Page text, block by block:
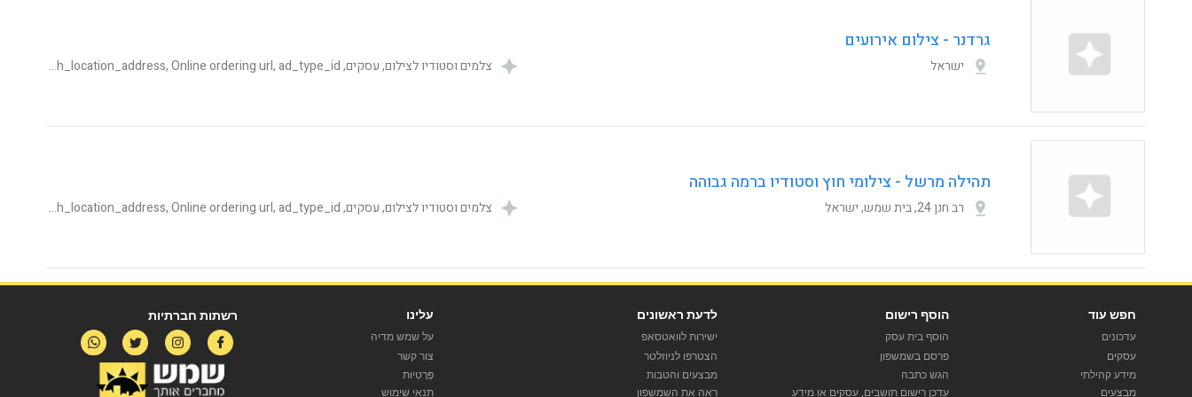
גרדנר - צילום אירועים
ישראל צלמים וסטודיו לצילום, עסקים, Category, publishing_status, shemesh_location_address, Online ordering url, ad_type_id
תהילה מרשל - צילומי חוץ וסטודיו ברמה גבוהה
רב חנן 24, בית שמש, ישראל צלמים וסטודיו לצילום, עסקים, Category, publishing_status, shemesh_location_address, Online ordering url, ad_type_id
חפש עוד עלינו לדעת ראשונים הוסף רישום רשתות חברתיות
ישירות לוואטסאפ על שמש מדיה עדכונים
הוסף בית עסק
עסקים
הצטרפו לניוזלטר פרסם בשמשפון
צור קשר
מידע קהילתי
הגש כתבה מבצעים והטבות
פְּרָטִיוּת
תנאי שימוש
עדכן רישום תושבים, עסקים או מידע ראה את השמשפון מבצעים